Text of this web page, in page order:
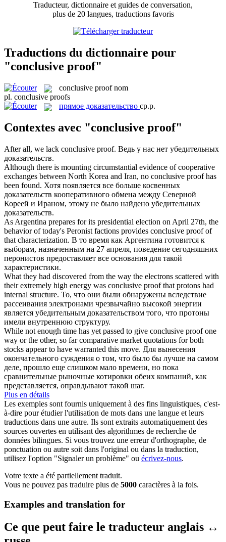
Traducteur, dictionnaire et guides de conversation,
plus de 20 langues, traductions favoris
Traductions du dictionnaire pour
"conclusive proof"
conclusive proof nom
pl. conclusive proofs
прямое доказательство ср.р.
Contextes avec "conclusive proof"
After all, we lack conclusive proof. Ведь у нас нет убедительных
доказательств.
Although there is mounting circumstantial evidence of cooperative
exchanges between North Korea and Iran, no conclusive proofhas
been found. Хотя появляется все больше косвенных
доказательств кооперативного обмена между Северной
Кореей и Ираном, этому не было найдено убедительных
доказательств.
As Argentina prepares for its presidential election on April 27th, the
behavior of today's Peronist factions provides conclusive proofof
that characterization. В то время как Аргентина готовится к
выборам, назначенным на 27 апреля, поведение сегодняшних
перонистов предоставляет все основания для такой
характеристики.
What they had discovered from the way the electrons scattered with
their extremely high energy was conclusive proofthat protons had
internal structure. То, что они были обнаружены вследствие
рассеивания электронами чрезвычайно высокой энергии
является убедительным доказательством того, что протоны
имели внутреннюю структуру.
While not enough time has yet passed to give conclusive proofone
way or the other, so far comparative market quotations for both
stocks appear to have warranted this move. Для вынесения
окончательного суждения о том, что было бы лучше на самом
деле, прошло еще слишком мало времени, но пока
сравнительные рыночные котировки обеих компаний, как
представляется, оправдывают такой шаг.
Plus en détails
Les exemples sont fournis uniquement à des fins linguistiques, c'est-
à-dire pour étudier l'utilisation de mots dans une langue et leurs
traductions dans une autre. Ils sont extraits automatiquement des
sources ouvertes en utilisant des algorithmes de recherche de
données bilingues. Si vous trouvez une erreur d'orthographe, de
ponctuation ou autre soit dans l'original ou dans la traduction,
utilisez l'option "Signaler un problème" ou écrivez-nous.
Votre texte a été partiellement traduit.
Vous ne pouvez pas traduire plus de 5000 caractères à la fois.
Examples and translation for
Ce que peut faire le traducteur anglais ↔